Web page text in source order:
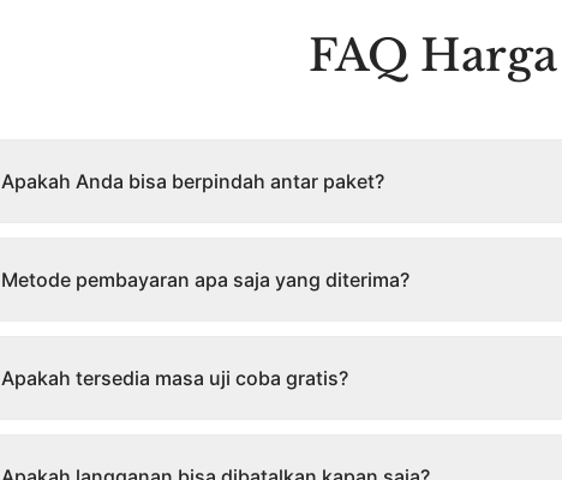
FAQ Harga
Apakah Anda bisa berpindah antar paket?
Metode pembayaran apa saja yang diterima?
Apakah tersedia masa uji coba gratis?